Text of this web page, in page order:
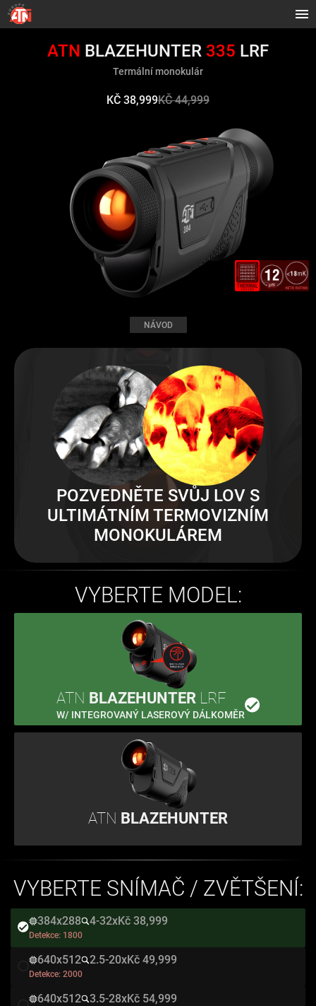
ATN BLAZEHUNTER 335 LRF
Termální monokulár
KČ 38,999KČ 44,999
NÁVOD
POZVEDNĚTE SVŮJ LOV S
ULTIMÁTNÍM TERMOVIZNÍM
MONOKULÁREM
VYBERTE MODEL:
ATN BLAZEHUNTERLRF
W/ INTEGROVANÝ LASEROVÝ DÁLKOMĚR
ATN BLAZEHUNTER
VYBERTE SNÍMAČ / ZVĚTŠENÍ:
384x288 4-32xKč 38,999
Detekce: 1800
640x512 2.5-20xKč 49,999
Detekce: 2000
640x512 3.5-28xKč 54,999